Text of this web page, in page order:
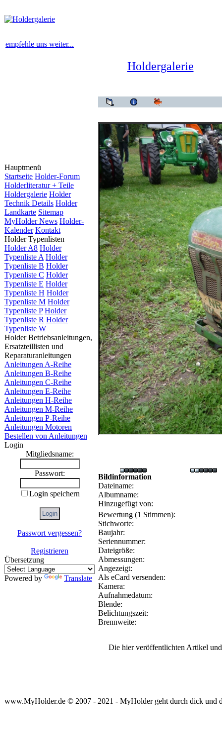
empfehle uns weiter...
Hauptmenü
Startseite Holder-Forum
Holderliteratur + Teile
Holdergalerie Holder
Technik Details Holder
Landkarte Sitemap
MyHolder News Holder-
Kalender Kontakt
Holder Typenlisten
Holder A8 Holder
Typenliste A Holder
Typenliste B Holder
Typenliste C Holder
Typenliste E Holder
Typenliste H Holder
Typenliste M Holder
Typenliste P Holder
Typenliste R Holder
Typenliste W
Holder Betriebsanleitungen,
Ersatzteillisten und
Reparaturanleitungen
Anleitungen A-Reihe
Anleitungen B-Reihe
Anleitungen C-Reihe
Anleitungen E-Reihe
Anleitungen H-Reihe
Anleitungen M-Reihe
Anleitungen P-Reihe
Anleitungen Motoren
Bestellen von Anleitungen
Login
Mitgliedsname:
Passwort:
Login speichern
Passwort vergessen?
Registrieren
Übersetzung
Powered by Translate
Holdergalerie
Bildinformation
Dateiname:
Albumname:
Hinzugefügt von:
Bewertung (1 Stimmen):
Stichworte:
Baujahr:
Seriennummer:
Dateigröße:
Abmessungen:
Angezeigt:
Als eCard versenden:
Kamera:
Aufnahmedatum:
Blende:
Belichtungszeit:
Brennweite:
Die hier veröffentlichten Artikel
www.MyHolder.de © 2007 - 2021 - MyHolder geht durch dick und